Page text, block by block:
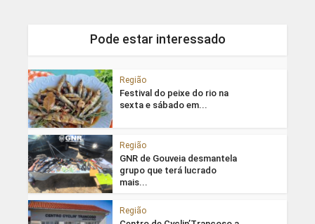
Pode estar interessado
Região
Festival do peixe do rio na
sexta e sábado em...
Região
GNR de Gouveia desmantela
grupo que terá lucrado
mais...
Região